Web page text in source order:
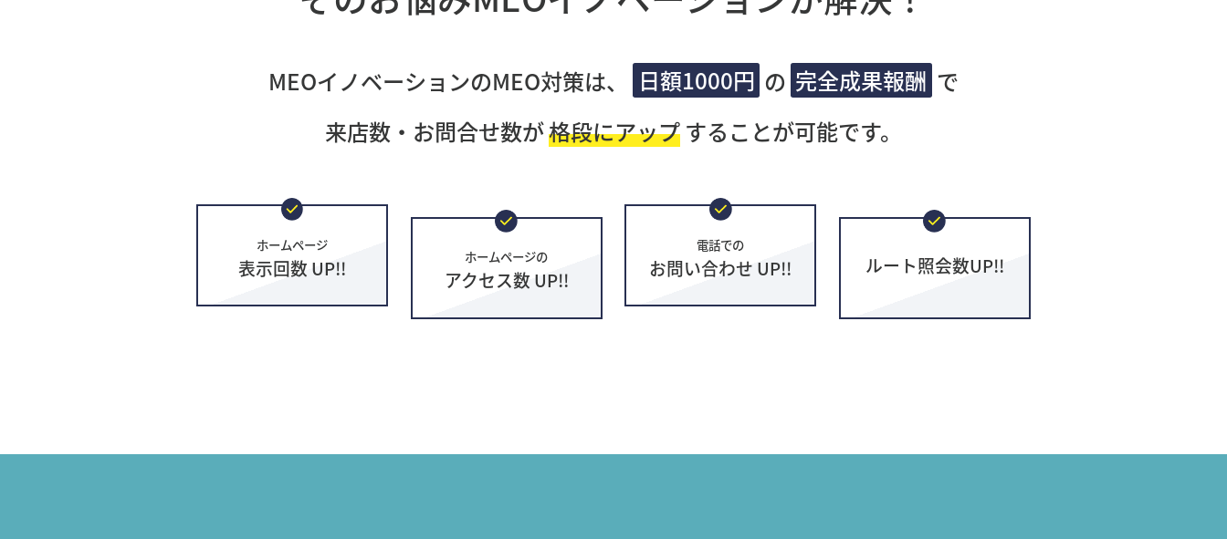
MEOイノベーションのMEO対策は、 日額1000円 の 完全成果報酬 で
来店数・お問合せ数が格段にアップすることが可能です。
ホームページ
表示回数 UP!! ホームページの
アクセス数 UP!!
電話での
お問い合わせ UP!! ルート照会数UP!!